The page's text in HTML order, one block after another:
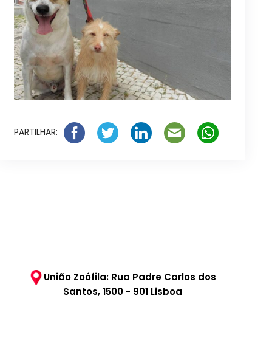
PARTILHAR:
União Zoófila: Rua Padre Carlos dos
Santos, 1500 - 901 Lisboa